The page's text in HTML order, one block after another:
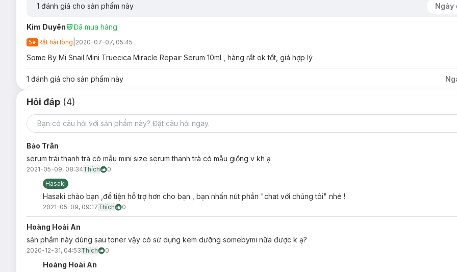
1 đánh giá cho sản phẩm này Ngày
Kim Duyên Đã mua hàng
5 Rất hài lòng 2020-07-07, 05:45
Some By Mi Snail Mini Truecica Miracle Repair Serum 10ml , hàng rất ok tốt, giá hợp lý
1 đánh giá cho sản phẩm này
Hỏi đáp (4)
Bảo Trân
serum trái thanh trà có mẫu mini size serum thanh trà có mẫu giống v kh ạ
2021-05-09, 08:34Thích
0
Hasaki
Hasaki chào bạn ,để tiện hỗ trợ hơn cho bạn , bạn nhấn nút phần "chat với chúng tôi" nhé !
2021-05-09, 09:17Thích 0
Hoàng Hoài An
sản phẩm này dùng sau toner vậy có sử dụng kem dưỡng somebymi nữa được k ạ?
2020-12-31, 04:53Thích 0
Hoàng Hoài An